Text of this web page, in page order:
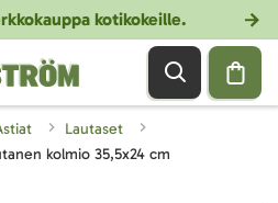
kotikokeille.
Astiat
Lautaset
kolmio 35,5x24 cm